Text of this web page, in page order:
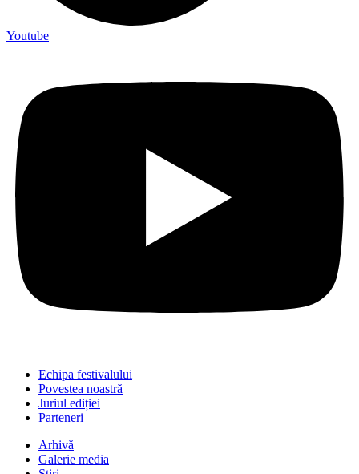
Youtube
Echipa festivalului
Povestea noastră
Juriul ediției
Parteneri
Arhivă
Galerie media